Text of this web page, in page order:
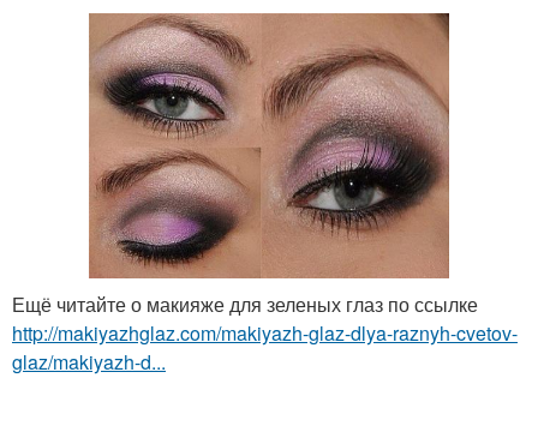
Ещё читайте о макияже для зеленых глаз по ссылке
http://makiyazhglaz.com/makiyazh-glaz-dlya-raznyh-cvetov-
glaz/makiyazh-d...